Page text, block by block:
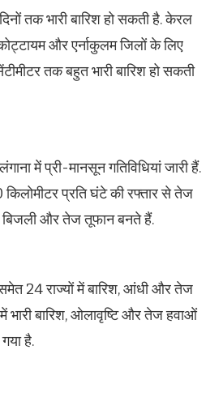
तक भारी बारिश हो सकती है. केरल
और एर्नाकुलम जिलों के लिए
तक बहुत भारी बारिश हो सकती
में प्री-मानसून गतिविधियां जारी हैं.
प्रति घंटे की रफ्तार से तेज
बिजली और तेज तूफान बनते हैं.
24 राज्यों में बारिश, आंधी और तेज
भारी बारिश, ओलावृष्टि और तेज हवाओं
है.